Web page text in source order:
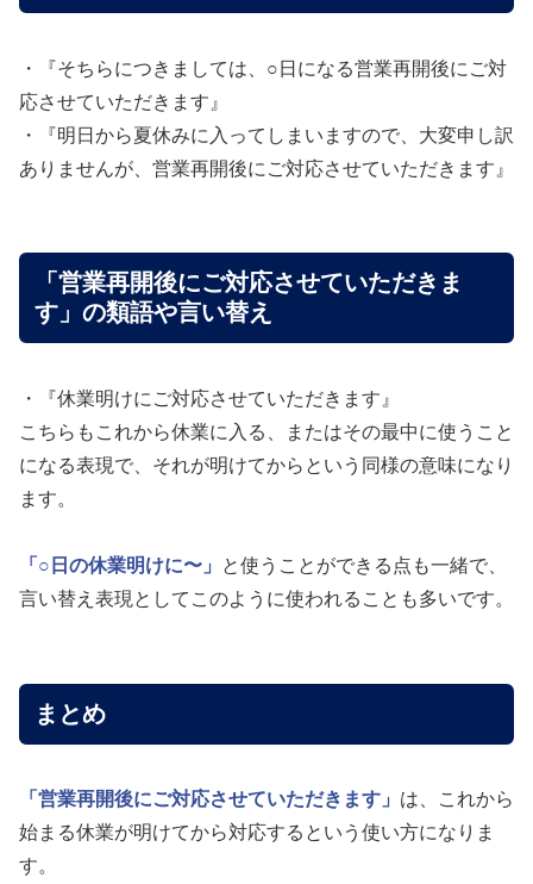
・『そちらにつきましては、○日になる営業再開後にご対
応させていただきます』
・『明日から夏休みに入ってしまいますので、大変申し訳
ありませんが、営業再開後にご対応させていただきます』
「営業再開後にご対応させていただきま
す」の類語や言い替え
・『休業明けにご対応させていただきます』
こちらもこれから休業に入る、またはその最中に使うこと
になる表現で、それが明けてからという同様の意味になり
ます。
「○日の休業明けに〜」
と使うことができる点も一緒で、
言い替え表現としてこのように使われることも多いです。
まとめ
「営業再開後にご対応させていただきます」 は、これから
始まる休業が明けてから対応するという使い方になりま
す。